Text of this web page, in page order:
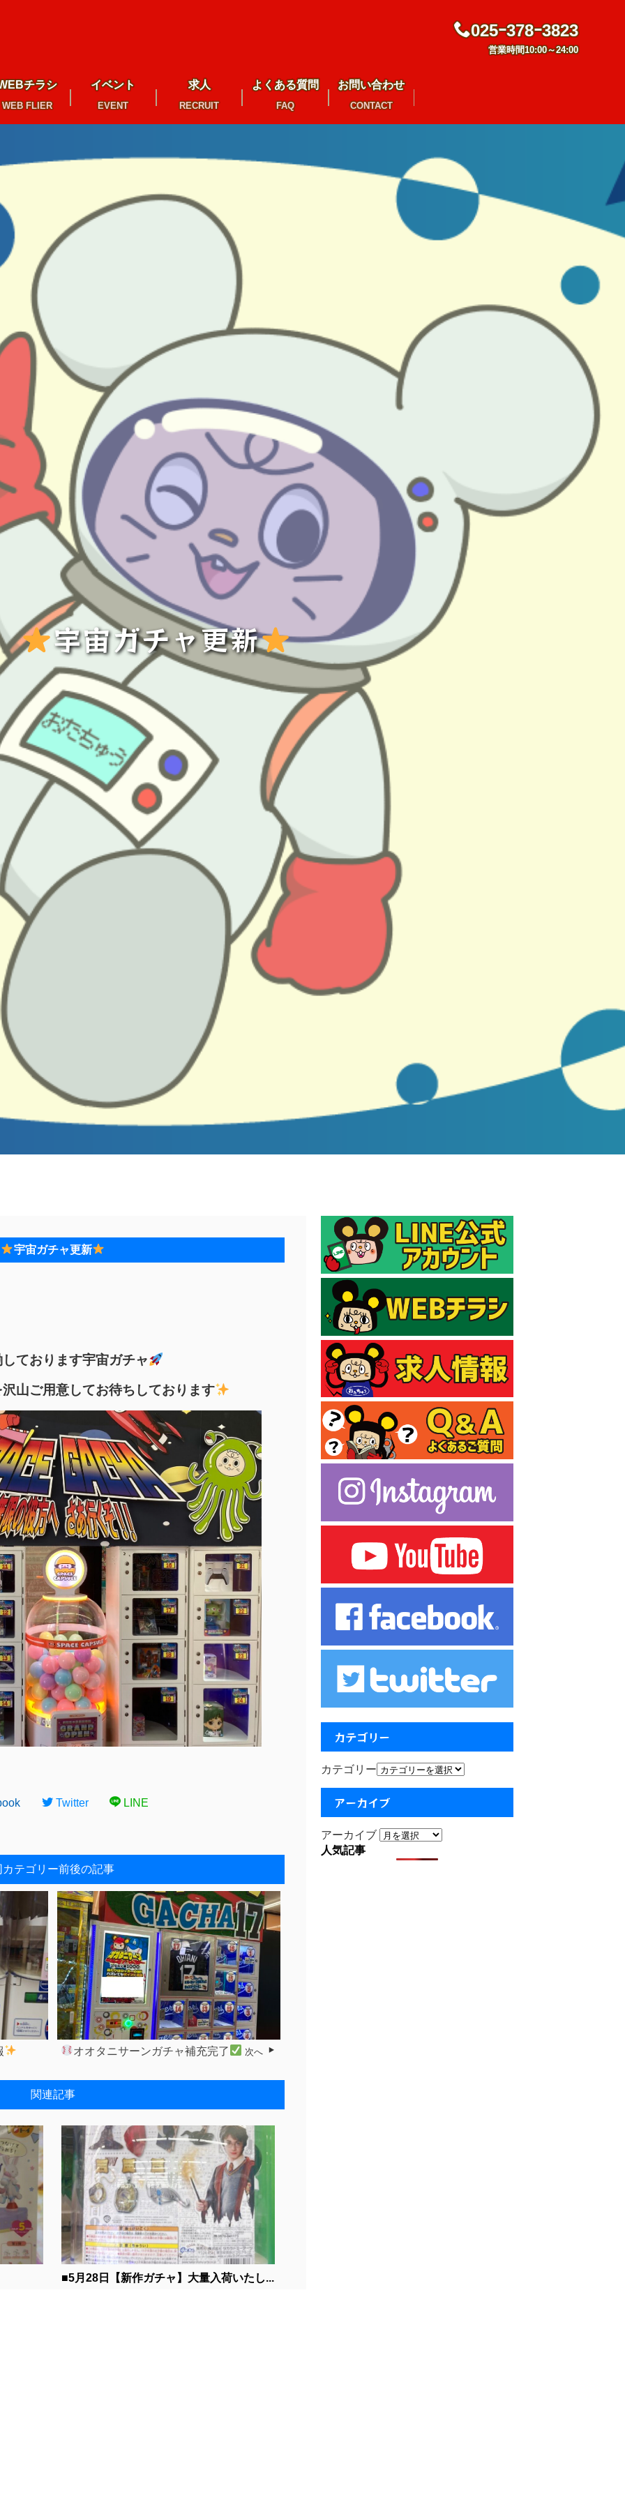
025ｰ378ｰ3823
営業時間10:00～24:00
チラシ
WEB FLIER
イベント
EVENT
求人
RECRUIT
よくある質問
FAQ
お問い合わせ
CONTACT
宇宙ガチャ更新
宇宙ガチャ更新
ております宇宙ガチャ
山ご用意してお待ちしております
Twitter LINE
カテゴリー前後の記事
オオタニサーンガチャ補充完了 次へ
関連記事
■5月28日【新作ガチャ】大量入荷いたし...
カテゴリー
カテゴリー
アーカイブ
アーカイブ
人気記事